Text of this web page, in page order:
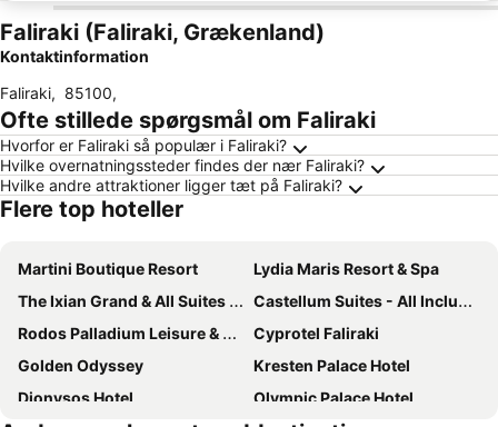
Faliraki (Faliraki, Grækenland)
Kontaktinformation
Faliraki, 85100,
Ofte stillede spørgsmål om Faliraki
Hvorfor er Faliraki så populær i Faliraki?
Hvilke overnatningssteder findes der nær Faliraki?
Hvilke andre attraktioner ligger tæt på Faliraki?
Flere top hoteller
Martini Boutique Resort
Lydia Maris Resort & Spa
The Ixian Grand & All Suites - Adults Only Hotel
Castellum Suites - All Inclusive
Rodos Palladium Leisure & Wellness
Cyprotel Faliraki
Golden Odyssey
Kresten Palace Hotel
Dionysos Hotel
Olympic Palace Hotel